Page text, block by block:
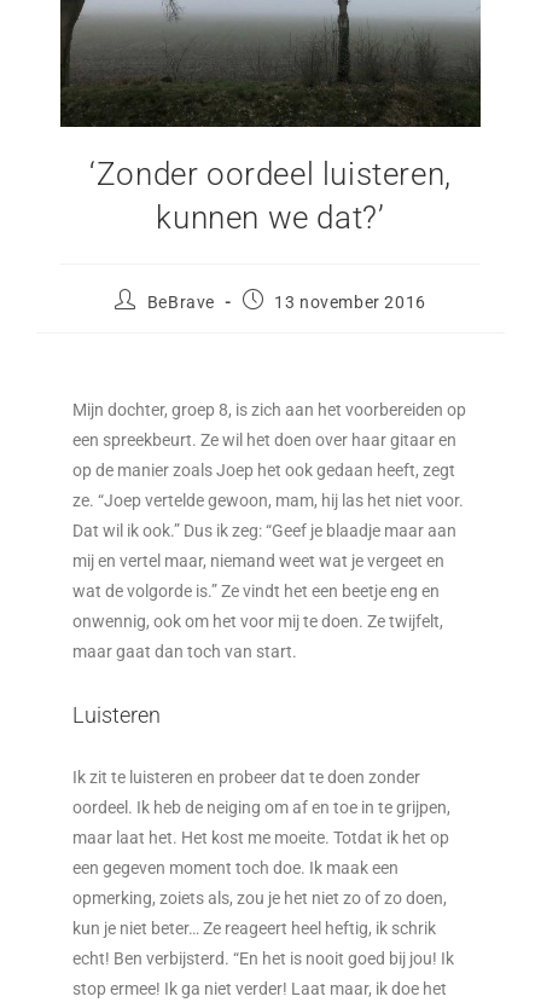
‘Zonder oordeel luisteren,
kunnen we dat?’
BeBrave 13 november 2016
Mijn dochter, groep 8, is zich aan het voorbereiden op
een spreekbeurt. Ze wil het doen over haar gitaar en
op de manier zoals Joep het ook gedaan heeft, zegt
ze. “Joep vertelde gewoon, mam, hij las het niet voor.
Dat wil ik ook.” Dus ik zeg: “Geef je blaadje maar aan
mij en vertel maar, niemand weet wat je vergeet en
wat de volgorde is.” Ze vindt het een beetje eng en
onwennig, ook om het voor mij te doen. Ze twijfelt,
maar gaat dan toch van start.
Luisteren
Ik zit te luisteren en probeer dat te doen zonder
oordeel. Ik heb de neiging om af en toe in te grijpen,
maar laat het. Het kost me moeite. Totdat ik het op
een gegeven moment toch doe. Ik maak een
opmerking, zoiets als, zou je het niet zo of zo doen,
kun je niet beter… Ze reageert heel heftig, ik schrik
echt! Ben verbijsterd. “En het is nooit goed bij jou! Ik
stop ermee! Ik ga niet verder! Laat maar, ik doe het